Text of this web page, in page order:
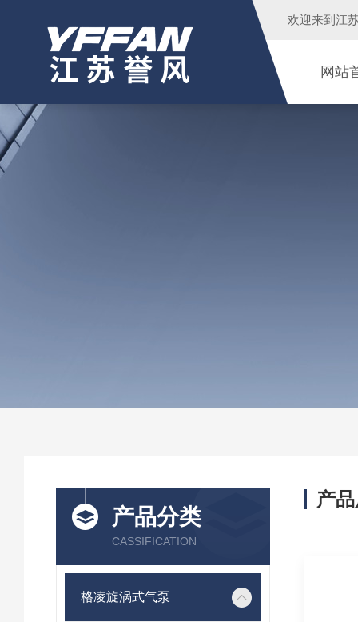
欢迎来到 江
网站
产品分类
CASSIFICATION
格凌旋涡式气泵
产